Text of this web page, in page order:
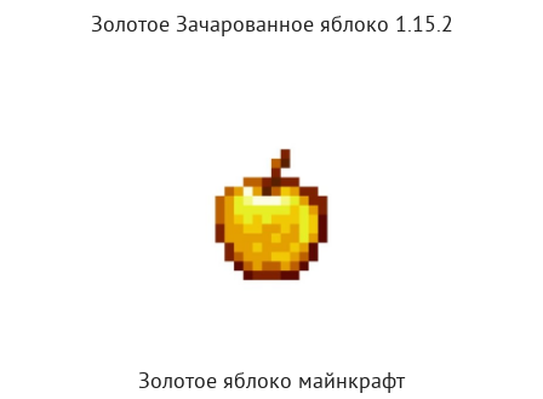
Золотое Зачарованное яблоко 1.15.2
Золотое яблоко майнкрафт